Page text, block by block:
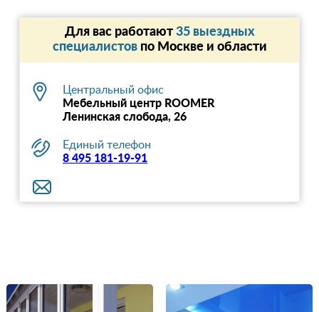
Для вас работают35 выездных
специалистовпо Москве и области
Центральный офис
Мебельный центр ROOMER
Ленинская слобода, 26
Единый телефон
8 495 181-19-91